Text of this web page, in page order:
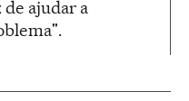
ajudar a